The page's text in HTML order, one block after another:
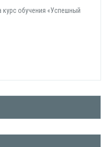
обучения «Успешный